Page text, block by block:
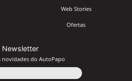
Web Stories
Ofertas
Newsletter
novidades do AutoPapo